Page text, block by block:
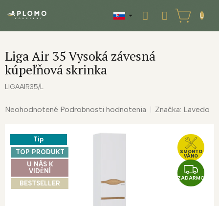
NÁKUPNÝ
KOŠÍK
Liga Air 35 Vysoká závesná
kúpeľňová skrinka
LIGAAIR35/L
Priemerné
hviezdičiek.
Neohodnotené Podrobnosti hodnotenia Značka: Lavedo
Z
A
ZADARMO
SMONTO
VÁNO
Tip
TOP PRODUKT
U NÁS K
VIDĚNÍ
BESTSELLER